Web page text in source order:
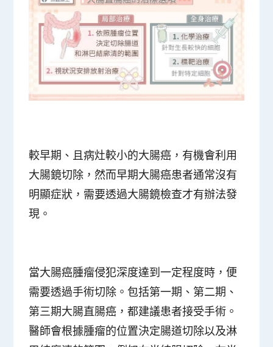
較早期、且病灶較小的大腸癌，有機會利用
大腸鏡切除，然而早期大腸癌患者通常沒有
明顯症狀，需要透過大腸鏡檢查才有辦法發
現。
當大腸癌腫瘤侵犯深度達到一定程度時，便
需要透過手術切除。包括第一期、第二期、
第三期大腸直腸癌，都建議患者接受手術。
醫師會根據腫瘤的位置決定腸道切除以及淋